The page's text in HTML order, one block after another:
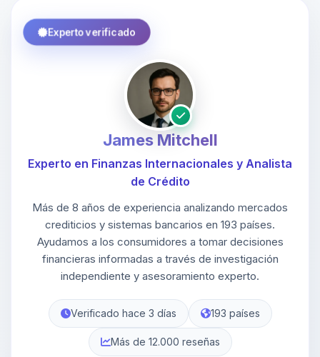
Experto verificado
James Mitchell
Experto en Finanzas Internacionales y Analista
de Crédito
Más de 8 años de experiencia analizando mercados
crediticios y sistemas bancarios en 193 países.
Ayudamos a los consumidores a tomar decisiones
financieras informadas a través de investigación
independiente y asesoramiento experto.
Verificado hace 3 días 193 países
Más de 12.000 reseñas